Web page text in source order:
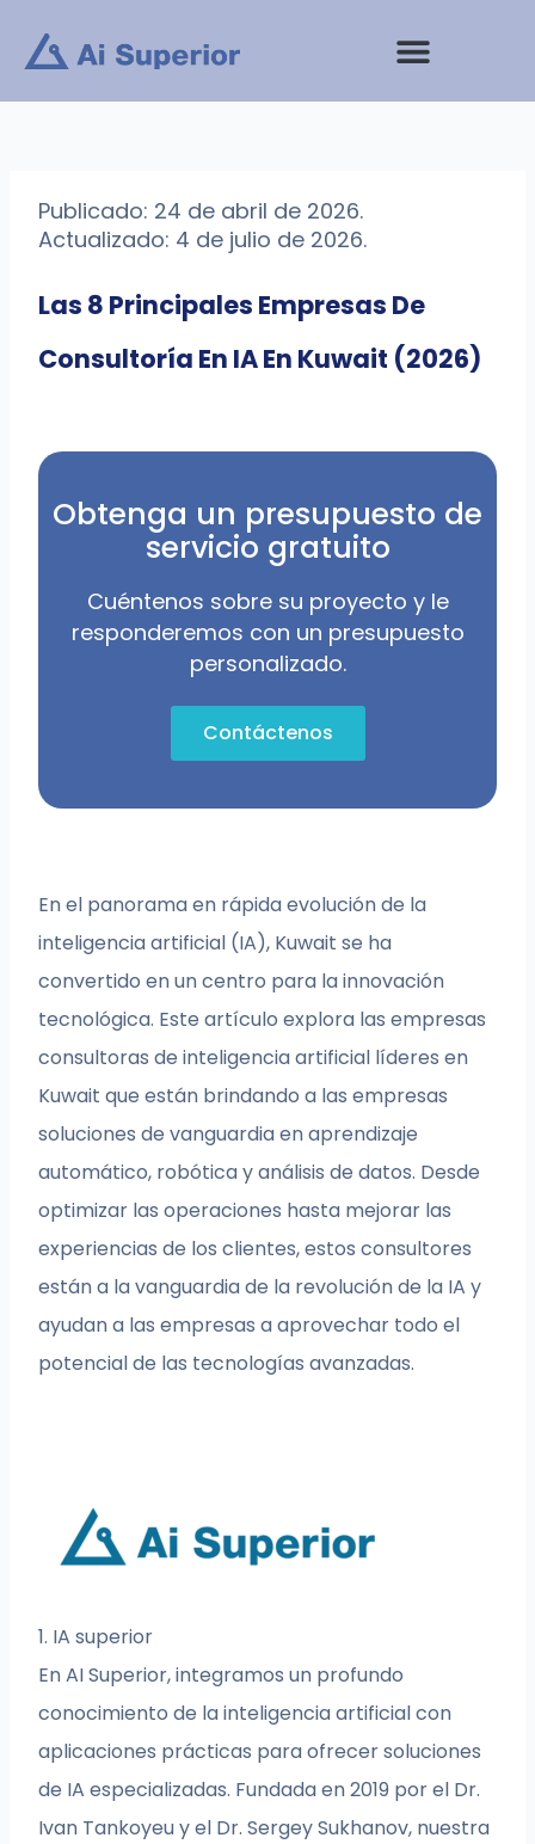
contenido
Publicado: 24 de abril de 2026.
Actualizado: 4 de julio de 2026.
Las 8 Principales Empresas De
Consultoría En IA En Kuwait (2026)
Obtenga un presupuesto de
servicio gratuito
Cuéntenos sobre su proyecto y le
responderemos con un presupuesto
personalizado.
Contáctenos
En el panorama en rápida evolución de la
inteligencia artificial (IA), Kuwait se ha
convertido en un centro para la innovación
tecnológica. Este artículo explora las empresas
consultoras de inteligencia artificial líderes en
Kuwait que están brindando a las empresas
soluciones de vanguardia en aprendizaje
automático, robótica y análisis de datos. Desde
optimizar las operaciones hasta mejorar las
experiencias de los clientes, estos consultores
están a la vanguardia de la revolución de la IA y
ayudan a las empresas a aprovechar todo el
potencial de las tecnologías avanzadas.
1. IA superior
En AI Superior, integramos un profundo
conocimiento de la inteligencia artificial con
aplicaciones prácticas para ofrecer soluciones
de IA especializadas. Fundada en 2019 por el Dr.
Ivan Tankoyeu y el Dr. Sergey Sukhanov, nuestra